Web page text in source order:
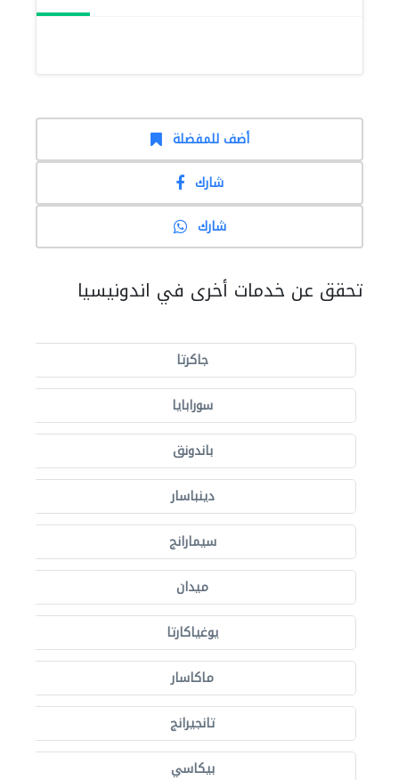
أضف للمفضلة
شارك
شارك
تحقق عن خدمات أخرى في اندونيسيا
جاكرتا
سورابايا
باندونق
دينباسار
سيمارانج
ميدان
يوغياكارتا
ماكاسار
تانجيرانج
بيكاسي